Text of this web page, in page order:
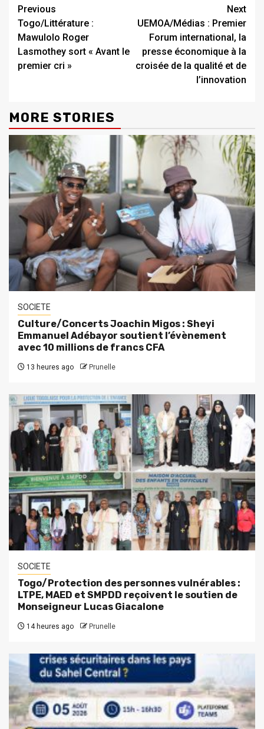
Continue
Reading
Previous
Togo/Littérature :
Mawulolo Roger
Lasmothey sort « Avant le
premier cri »
Next
UEMOA/Médias : Premier
Forum international, la
presse économique à la
croisée de la qualité et de
l’innovation
MORE STORIES
SOCIETE
Culture/Concerts Joachin Migos : Sheyi
Emmanuel Adébayor soutient l’évènement
avec 10 millions de francs CFA
13 heures ago Prunelle
SOCIETE
Togo/Protection des personnes vulnérables :
LTPE, MAED et SMPDD reçoivent le soutien de
Monseigneur Lucas Giacalone
14 heures ago Prunelle